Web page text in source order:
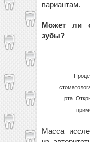
вариантам.
Может ли
зубы?
рта.
Масса